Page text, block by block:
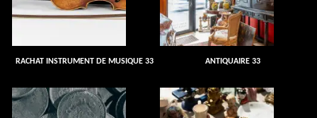
RACHAT INSTRUMENT DE MUSIQUE 33 ANTIQUAIRE 33